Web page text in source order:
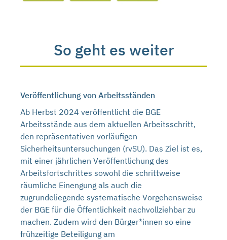
So geht es weiter
Veröffentlichung von Arbeitsständen
Ab Herbst 2024 veröffentlicht die BGE
Arbeitsstände aus dem aktuellen Arbeitsschritt,
den repräsentativen vorläufigen
Sicherheitsuntersuchungen (rvSU). Das Ziel ist es,
mit einer jährlichen Veröffentlichung des
Arbeitsfortschrittes sowohl die schrittweise
räumliche Einengung als auch die
zugrundeliegende systematische Vorgehensweise
der BGE für die Öffentlichkeit nachvollziehbar zu
machen. Zudem wird den Bürger*innen so eine
frühzeitige Beteiligung am